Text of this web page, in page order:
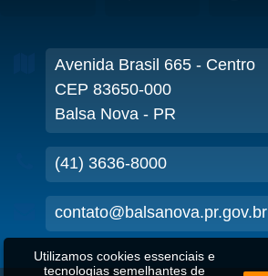
Avenida Brasil 665 - Centro
CEP 83650-000
Balsa Nova - PR
(41) 3636-8000
contato@balsanova.pr.gov.br
Utilizamos cookies essenciais e
tecnologias semelhantes de